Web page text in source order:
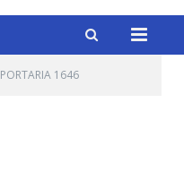
PORTARIA 1646